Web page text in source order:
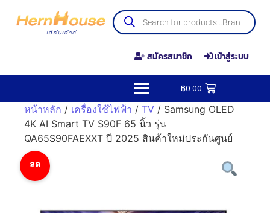
สมัครสมาชิก เข้าสู่ระบบ
฿0.00
หน้าหลัก / เครื่องใช้ไฟฟ้า / TV / Samsung OLED
4K AI Smart TV S90F 65 นิ้ว รุ่น
QA65S90FAEXXT ปี 2025 สินค้าใหม่ประกันศูนย์
ลด